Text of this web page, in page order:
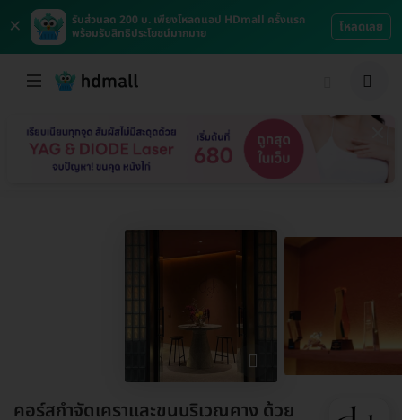
×
รับส่วนลด 200 บ. เพียงโหลดแอป HDmall ครั้งแรก
พร้อมรับสิทธิประโยชน์มากมาย
โหลดเลย
คอร์สกำจัดเคราและขนบริเวณคาง ด้วย